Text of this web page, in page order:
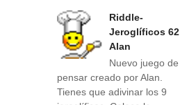
Riddle-
Jeroglíficos 62
Alan
Nuevo juego de
pensar creado por Alan.
Tienes que adivinar los 9